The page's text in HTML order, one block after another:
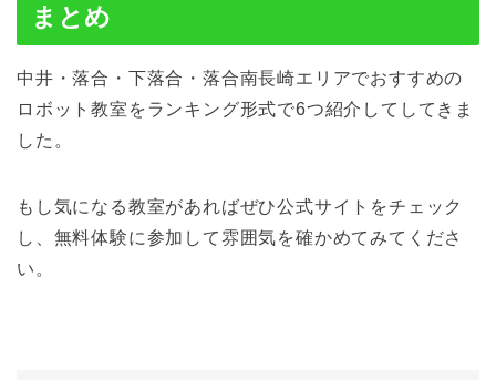
まとめ
中井・落合・下落合・落合南長崎エリアでおすすめの
ロボット教室をランキング形式で6つ紹介してしてきま
した。
もし気になる教室があればぜひ公式サイトをチェック
し、無料体験に参加して雰囲気を確かめてみてくださ
い。